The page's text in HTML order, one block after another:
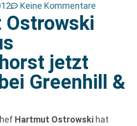
Keine Kommentare
jetzt
Greenhill &
Hartmut Ostrowski hat